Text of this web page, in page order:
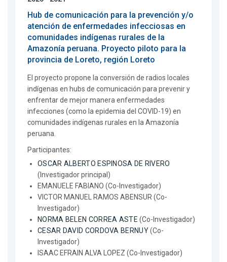
Hub de comunicación para la prevención y/o
atención de enfermedades infecciosas en
comunidades indígenas rurales de la
Amazonía peruana. Proyecto piloto para la
provincia de Loreto, región Loreto
El proyecto propone la conversión de radios locales
indígenas en hubs de comunicación para prevenir y
enfrentar de mejor manera enfermedades
infecciones (como la epidemia del COVID-19) en
comunidades indígenas rurales en la Amazonía
peruana.
Participantes:
OSCAR ALBERTO ESPINOSA DE RIVERO
(Investigador principal)
EMANUELE FABIANO (Co-Investigador)
VICTOR MANUEL RAMOS ABENSUR (Co-
Investigador)
NORMA BELEN CORREA ASTE (Co-Investigador)
CESAR DAVID CORDOVA BERNUY(Co-
Investigador)
ISAAC EFRAIN ALVA LOPEZ (Co-Investigador)